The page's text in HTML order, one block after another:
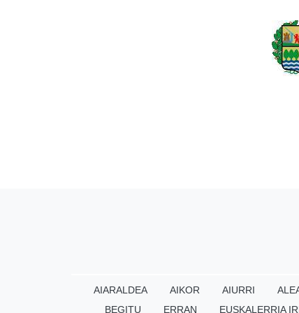
AIARALDEA AIKOR AIURRI
BEGITU
ERRAN EUSKALERRIA